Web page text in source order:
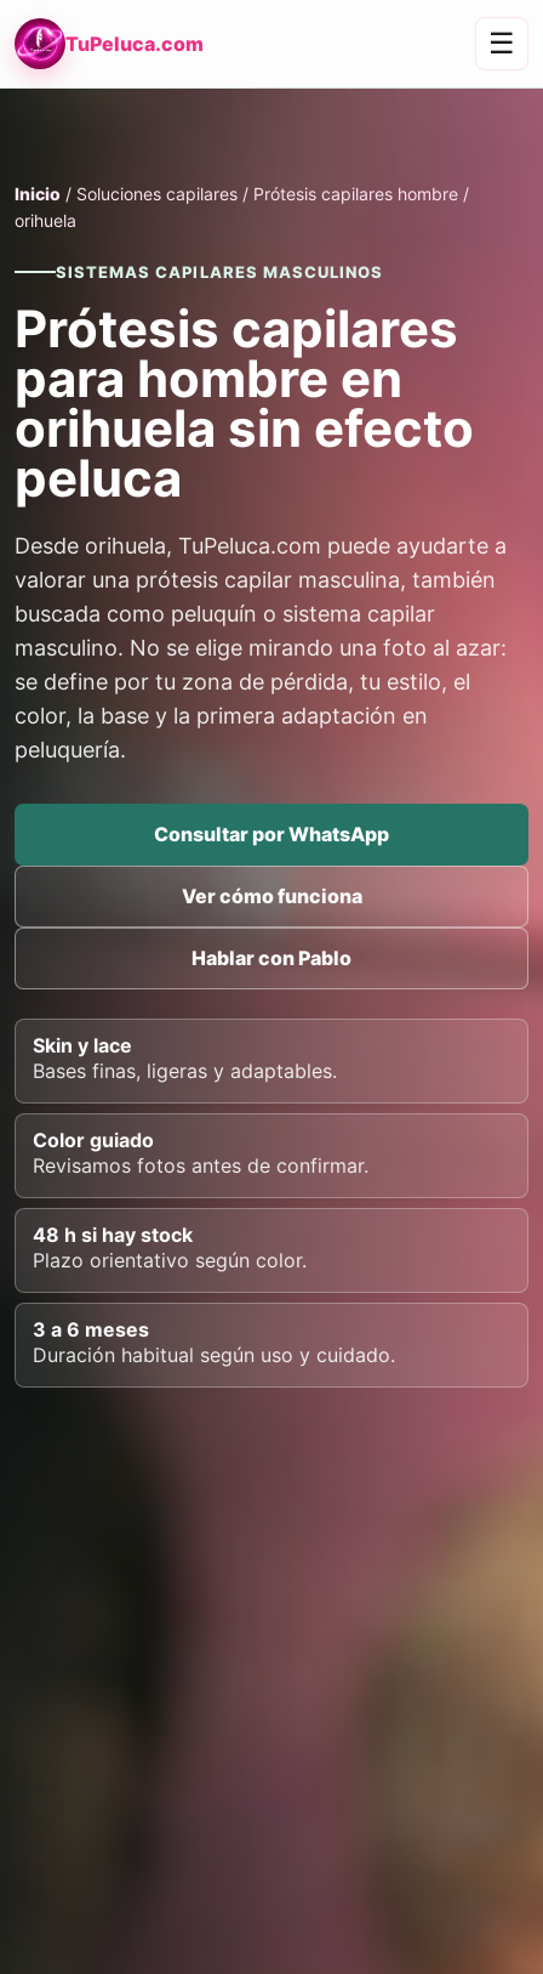
TuPeluca.com ☰
Inicio / Soluciones capilares / Prótesis capilares hombre /
orihuela
SISTEMAS CAPILARES MASCULINOS
Prótesis capilares
para hombre en
orihuela sin efecto
peluca
Desde orihuela, TuPeluca.com puede ayudarte a
valorar una prótesis capilar masculina, también
buscada como peluquín o sistema capilar
masculino. No se elige mirando una foto al azar:
se define por tu zona de pérdida, tu estilo, el
color, la base y la primera adaptación en
peluquería.
Consultar por WhatsApp
Ver cómo funciona
Hablar con Pablo
Skin y lace
Bases finas, ligeras y adaptables.
Color guiado
Revisamos fotos antes de confirmar.
48 h si hay stock
Plazo orientativo según color.
3 a 6 meses
Duración habitual según uso y cuidado.